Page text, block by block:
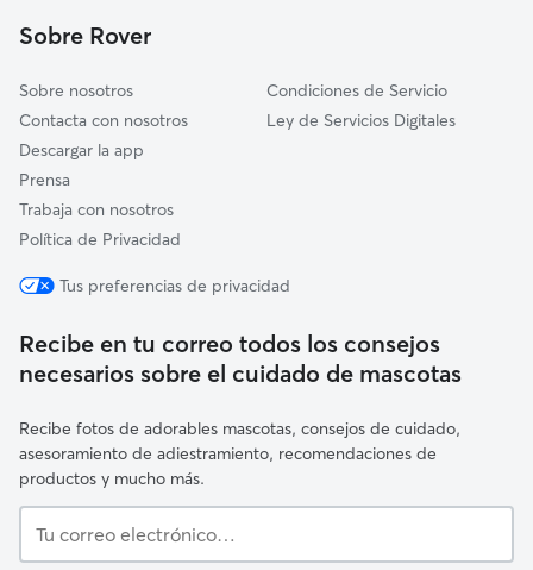
Rianxo
Sobre Rover
Sobre nosotros
Contacta con nosotros
Descargar la app
Prensa
Trabaja con nosotros
Política de Privacidad
Condiciones de Servicio
Ley de Servicios Digitales
Tus preferencias de privacidad
Recibe en tu correo todos los consejos
necesarios sobre el cuidado de mascotas
Recibe fotos de adorables mascotas, consejos de cuidado,
asesoramiento de adiestramiento, recomendaciones de
productos y mucho más.
correo